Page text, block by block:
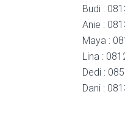
Budi :
Anie :
Maya :
Lina :
Dedi :
Dani :